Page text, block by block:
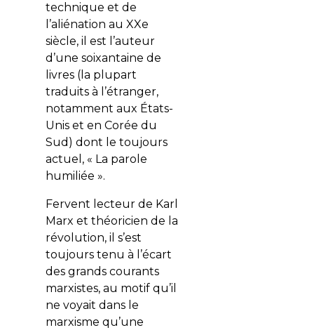
technique et de
l’aliénation au XXe
siècle, il est l’auteur
d’une soixantaine de
livres (la plupart
traduits à l’étranger,
notamment aux États-
Unis et en Corée du
Sud) dont le toujours
actuel, « La parole
humiliée ».
Fervent lecteur de Karl
Marx et théoricien de la
révolution, il s’est
toujours tenu à l’écart
des grands courants
marxistes, au motif qu’il
ne voyait dans le
marxisme qu’une